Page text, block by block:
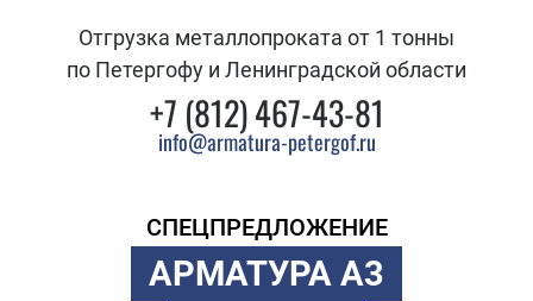
Отгрузка металлопроката от 1 тонны
по Петергофу и Ленинградской области
+7 (812) 467-43-81
info@armatura-petergof.ru
СПЕЦПРЕДЛОЖЕНИЕ
АРМАТУРА А3